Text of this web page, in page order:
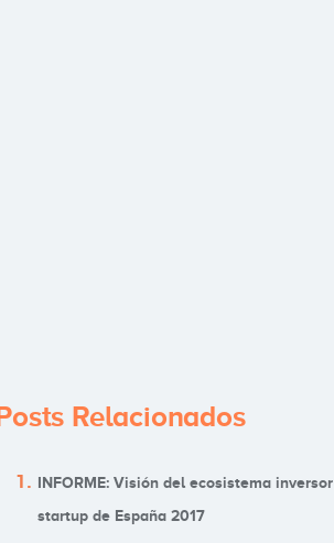
Relacionados
INFORME: Visión del ecosistema inversor
startup de España 2017